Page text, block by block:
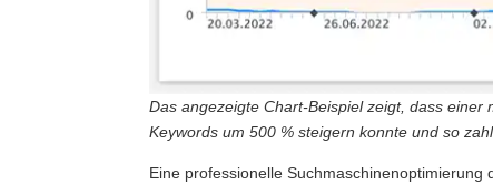
Das angezeigte Chart-Beispiel zeigt, dass
Keywords um 500 % steigern konnte und so
Eine professionelle